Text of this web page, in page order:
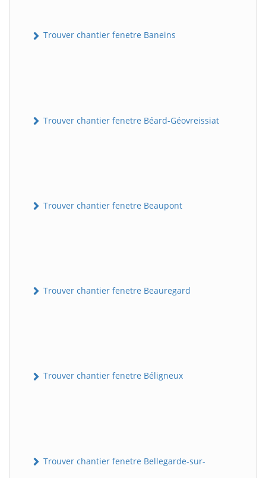
Trouver chantier fenetre Baneins
Trouver chantier fenetre Béard-Géovreissiat
Trouver chantier fenetre Beaupont
Trouver chantier fenetre Beauregard
Trouver chantier fenetre Béligneux
Trouver chantier fenetre Bellegarde-sur-